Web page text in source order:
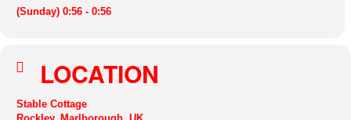
(Sunday) 0:56 - 0:56
LOCATION
Stable Cottage